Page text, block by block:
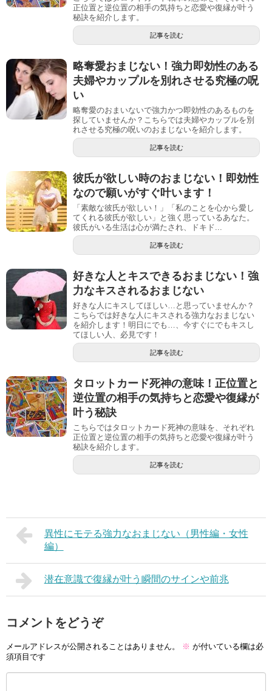
正位置と逆位置の相手の気持ちと恋愛や復縁が叶う
秘訣を紹介します。
記事を読む
略奪愛おまじない！強力即効性のある
夫婦やカップルを別れさせる究極の呪
い
略奪愛のおまいないで強力かつ即効性のあるものを
探していませんか？こちらでは夫婦やカップルを別
れさせる究極の呪いのおまじないを紹介します。
記事を読む
彼氏が欲しい時のおまじない！即効性
なので願いがすぐ叶います！
「素敵な彼氏が欲しい！」「私のことを心から愛し
てくれる彼氏が欲しい」と強く思っているあなた。
彼氏がいる生活は心が満たされ、ドキド...
記事を読む
好きな人とキスできるおまじない！強
力なキスされるおまじない
好きな人にキスしてほしい…と思っていませんか？
こちらでは好きな人にキスされる強力なおまじない
を紹介します！明日にでも…、今すぐにでもキスし
てほしい人、必見です！
記事を読む
タロットカード死神の意味！正位置と
逆位置の相手の気持ちと恋愛や復縁が
叶う秘訣
こちらではタロットカード死神の意味を、それぞれ
正位置と逆位置の相手の気持ちと恋愛や復縁が叶う
秘訣を紹介します。
記事を読む
異性にモテる強力なおまじない（男性編・女性
編）
潜在意識で復縁が叶う瞬間のサインや前兆
コメントをどうぞ
メールアドレスが公開されることはありません。 ※ が付いている欄は必
須項目です